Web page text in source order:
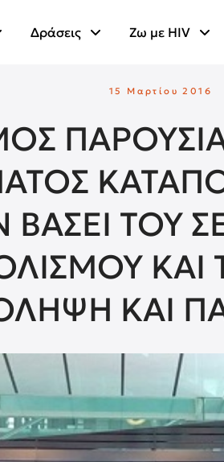
Δράσεις Ζω με HIV
15 Μαρτίου 2016
ΒΑΣΕΙ ΤΟΥ
ΚΑΙ
ΚΑΙ